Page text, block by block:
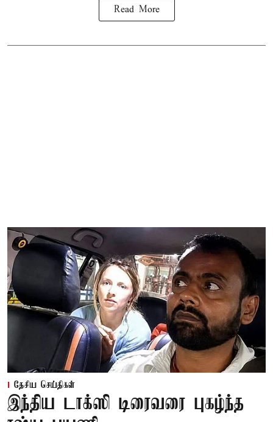
Read More
தேசிய செய்திகள்
இந்திய டாக்ஸி டிரைவரை புகழ்ந்த